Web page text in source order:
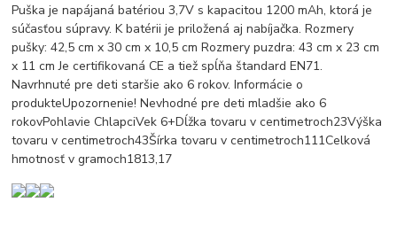
Puška je napájaná batériou 3,7V s kapacitou 1200 mAh, ktorá je
súčasťou súpravy. K batérii je priložená aj nabíjačka. Rozmery
pušky: 42,5 cm x 30 cm x 10,5 cm Rozmery puzdra: 43 cm x 23 cm
x 11 cm Je certifikovaná CE a tiež spĺňa štandard EN71.
Navrhnuté pre deti staršie ako 6 rokov. Informácie o
produkteUpozornenie! Nevhodné pre deti mladšie ako 6
rokovPohlavie ChlapciVek 6+Dĺžka tovaru v centimetroch23Výška
tovaru v centimetroch43Šírka tovaru v centimetroch111Celková
hmotnosť v gramoch1813,17